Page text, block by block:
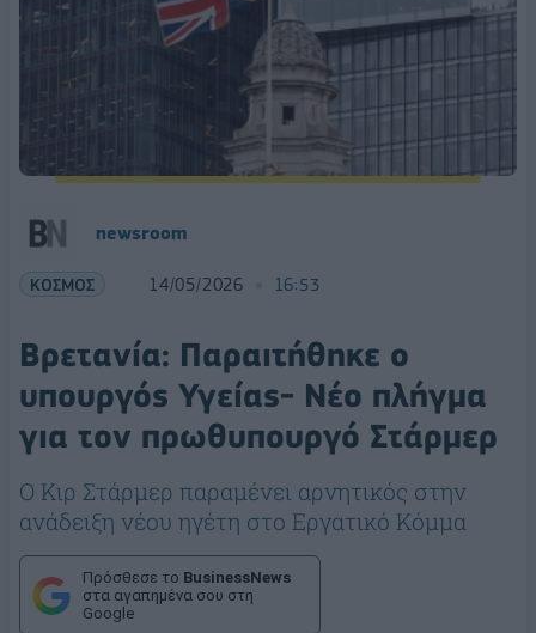
newsroom
ΚΟΣΜΟΣ 14/05/2026 16:53
Βρετανία: Παραιτήθηκε ο
υπουργός Υγείας- Νέο πλήγμα
για τον πρωθυπουργό Στάρμερ
Ο Κιρ Στάρμερ παραμένει αρνητικός στην
ανάδειξη νέου ηγέτη στο Εργατικό Κόμμα
Πρόσθεσε το BusinessNews
στα αγαπημένα σου στη
Google